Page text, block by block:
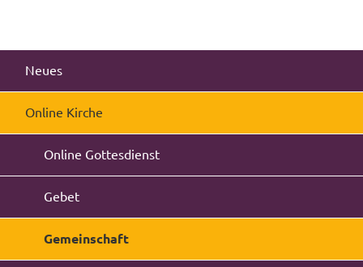
Neues
Online Kirche
Online Gottesdienst
Gebet
Gemeinschaft